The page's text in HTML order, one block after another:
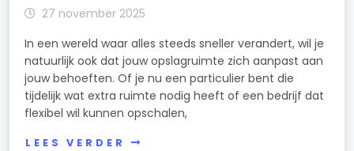
27 november 2025
In een wereld waar alles steeds sneller verandert, wil je
natuurlijk ook dat jouw opslagruimte zich aanpast aan
jouw behoeften. Of je nu een particulier bent die
tijdelijk wat extra ruimte nodig heeft of een bedrijf dat
flexibel wil kunnen opschalen,
LEES VERDER